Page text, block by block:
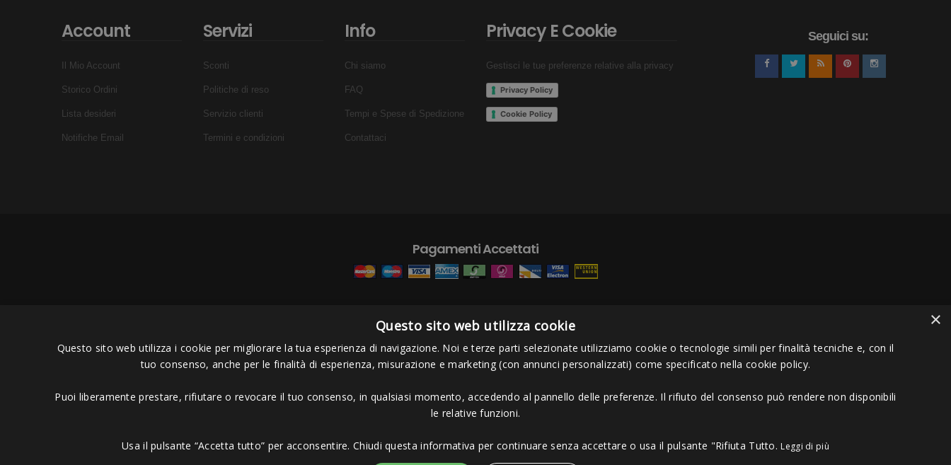
Infine fianchi e tendini del ginocchio
Massaggiare con il cilindro il retro della gamba/ginocchio (altrenando con uno o due esercizi di stretching) è ottimo per mantenere una battuta di gambe perfetta
quando nuoti.
Insomma che tu utilizzi questi esercizi o altri ricorda che il foam rolling con cilindro massaggiante è solo un altro strumento nel tuo arsenale di nuotatore, o nuotatrice,
agonista quando si tratta direcuperare al meglio quei gruppi muscolari e parti del corpo che sono più doloranti e stressate.
Ricorda anche che questi sono solo tre esempi, gli esercizi nuoto-specifici che puo fare con il foam roller sono tantissimi.ne parleremo nel nostro
Swimmershop
suggerendotene altri, ma puoi anche consultare il tuo allenatore o preparatore atletico.
Account
Il Mio Account
Storico Ordini
Lista desideri
Notifiche Email
Servizi
Sconti
Politiche di reso
Servizio clienti
Termini e condizioni
Info
Chi siamo
FAQ
Tempi e Spese di Spedizione
Contattaci
Privacy E Cookie
Gestisci le tue preferenze relative alla privacy
Privacy Policy
Cookie Policy
Seguici su:
Pagamenti Accettati
Copyright © 2006 - 2023 - - Via Bordigona, 5 - 54100 Massa MS - Tel 0585026137 - P.IVA 01151030457 - REA MS 117168
×
Questo sito web utilizza cookie
Questo sito web utilizza i cookie per migliorare la tua esperienza di navigazione. Noi e terze parti selezionate utilizziamo cookie o tecnologie simili per finalità tecniche e, con il
tuo consenso, anche per le finalità di esperienza, misurazione e marketing (con annunci personalizzati) come specificato nella cookie policy.
Puoi liberamente prestare, rifiutare o revocare il tuo consenso, in qualsiasi momento, accedendo al pannello delle preferenze. Il rifiuto del consenso può rendere non disponibili
le relative funzioni.
Usa il pulsante “Accetta tutto” per acconsentire. Chiudi questa informativa per continuare senza accettare o usa il pulsante "Rifiuta Tutto. Leggi di più